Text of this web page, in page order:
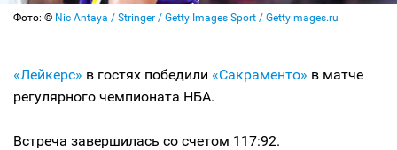
Фото: © Nic Antaya / Stringer / Getty Images Sport / Gettyimages.ru
«Лейкерс» в гостях победили «Сакраменто» в матче
регулярного чемпионата НБА.
Встреча завершилась со счетом 117:92.